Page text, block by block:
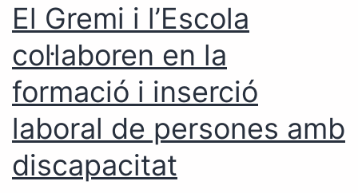
El Gremi i l’Escola
col·laboren en la
formació i inserció
laboral de persones amb
discapacitat